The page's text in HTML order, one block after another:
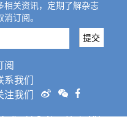
相关资讯，定期了解杂志
订阅。
提交
阅
系我们
注我们
LLC, New York, NY